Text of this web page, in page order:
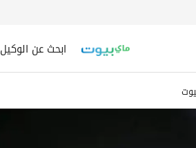
ابحث عن الوكيل